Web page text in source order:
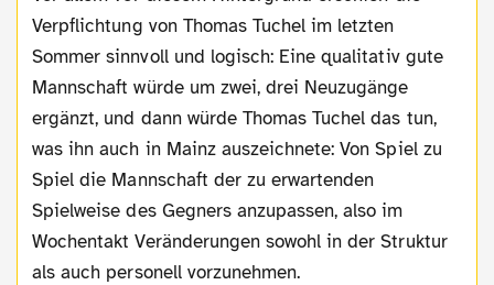
Verpflichtung von Thomas Tuchel im letzten
Sommer sinnvoll und logisch: Eine qualitativ gute
Mannschaft würde um zwei, drei Neuzugänge
ergänzt, und dann würde Thomas Tuchel das tun,
was ihn auch in Mainz auszeichnete: Von Spiel zu
Spiel die Mannschaft der zu erwartenden
Spielweise des Gegners anzupassen, also im
Wochentakt Veränderungen sowohl in der Struktur
als auch personell vorzunehmen.